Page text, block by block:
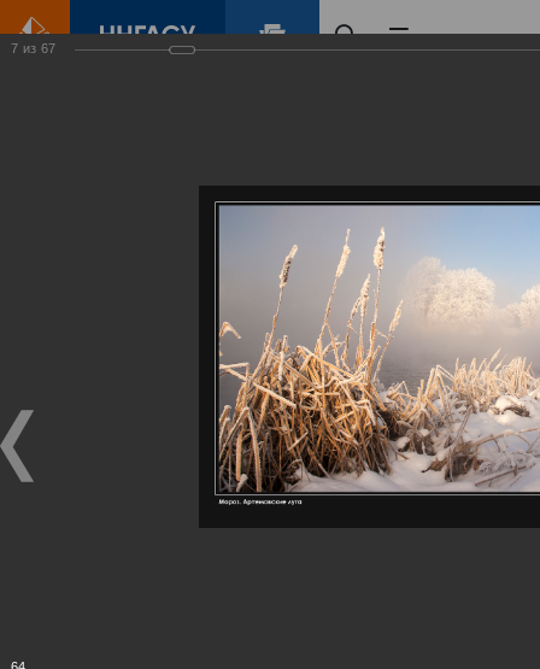
Фотогалерея
7 из 67